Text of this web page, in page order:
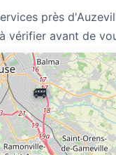
près
vérifier avant de
🚐